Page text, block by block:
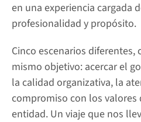
en una experiencia cargada
profesionalidad y propósito.
Cinco escenarios diferentes,
mismo objetivo: acercar el
la calidad organizativa, la
compromiso con los valores
entidad. Un viaje que nos